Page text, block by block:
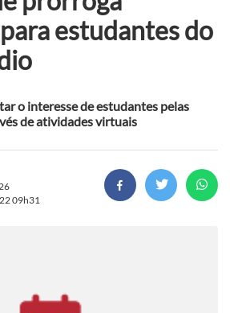
estudantes do
o interesse de estudantes pelas
de atividades virtuais
09h31